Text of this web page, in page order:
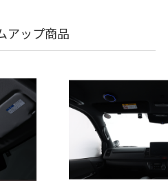
アップ商品